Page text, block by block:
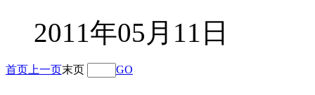
2011年05月11日
首页上一页末页 GO